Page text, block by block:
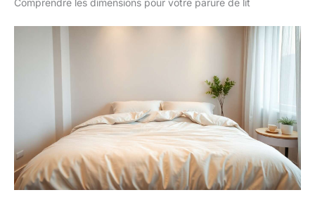
Comprendre les dimensions pour votre parure de lit